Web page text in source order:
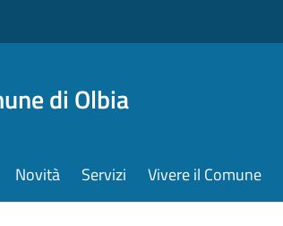
di Olbia
Novità Servizi Vivere il Comune